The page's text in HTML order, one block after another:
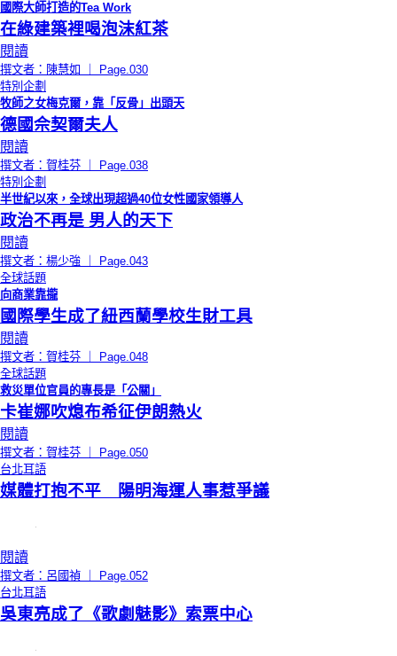
國際大師打造的Tea Work
在綠建築裡喝泡沫紅茶
閱讀
撰文者：陳慧如 ｜ Page.030
特別企劃
牧師之女梅克爾，靠「反骨」出頭天
德國佘契爾夫人
閱讀
撰文者：賀桂芬 ｜ Page.038
特別企劃
半世紀以來，全球出現超過40位女性國家領導人
政治不再是 男人的天下
閱讀
撰文者：楊少強 ｜ Page.043
全球話題
向商業靠攏
國際學生成了紐西蘭學校生財工具
閱讀
撰文者：賀桂芬 ｜ Page.048
全球話題
救災單位官員的專長是「公關」
卡崔娜吹熄布希征伊朗熱火
閱讀
撰文者：賀桂芬 ｜ Page.050
台北耳語
媒體打抱不平 陽明海運人事惹爭議
閱讀
撰文者：呂國禎 ｜ Page.052
台北耳語
吳東亮成了《歌劇魅影》索票中心